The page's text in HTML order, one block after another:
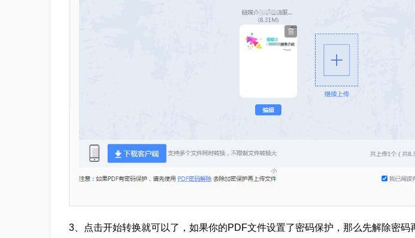
3、点击开始转换就可以了，如果你的PDF文件设置了密码保护，那么先解除密码